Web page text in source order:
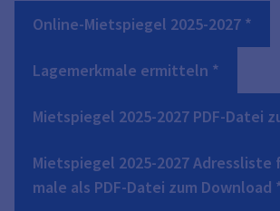
Online-Mietspiegel 2025-2027 *
Lagemerkmale ermitteln *
Mietspiegel 2025-2027 PDF-Datei
Mietspiegel 2025-2027 Adressliste
male als PDF-Datei zum Download